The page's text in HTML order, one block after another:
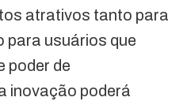
atrativos tanto para
para usuários que
poder de
inovação poderá